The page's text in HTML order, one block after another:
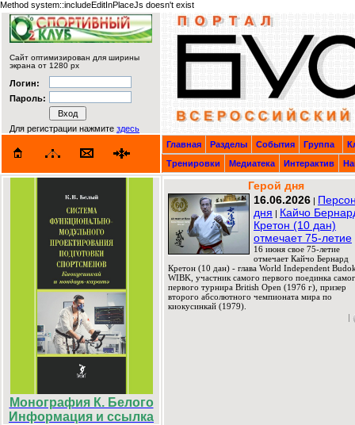
Method system::includeEditInPlaceJs doesn't exist
Сайт оптимизирован для ширины
экрана от 1280 px
Логин:
Пароль:
Для регистрации нажмите здесь
Главная
Разделы События Группа
Тренировки
Медиатека Интерактив
Монография К. Белого
Информация и ссылка
Герой дня
16.06.2026 |
дня | Кайчо
Кретон (10 дан)
отмечает 75-летие
16 июня свое 75-летие
отмечает Кайчо Бернард
Кретон (10 дан) - глава World Independent
WIBK, участник самого первого поединка
первого турнира British Open (1976 г), призер
второго абсолютного чемпионата мира по
киокусинкай (1979).
|